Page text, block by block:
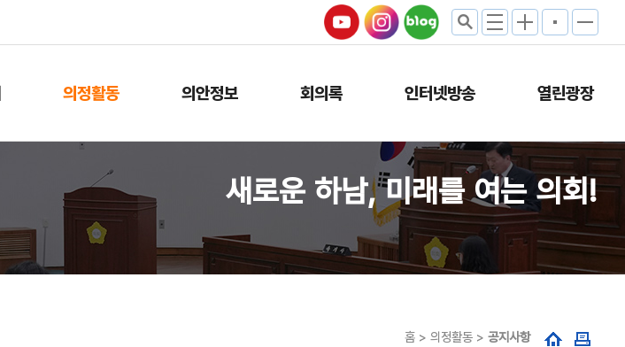
의정활동 의안정보 회의록 인터넷방송 열린광장
새로운 하남, 미래를 여는 의회!
홈 > 의정활동 > 공지사항